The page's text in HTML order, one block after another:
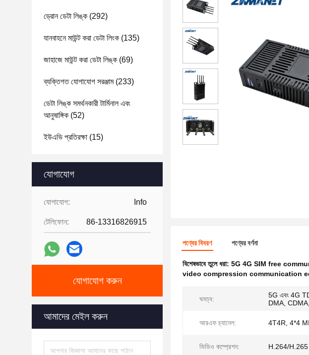
ড্রোন ডেটা লিঙ্ক (292)
যানবাহনে মাউন্ট করা ডেটা লিংক (135)
জাহাজে মাউন্ট করা ডেটা লিঙ্ক (69)
ব্যক্তিগত যোগাযোগ সরঞ্জাম(233)
ডেটা লিঙ্ক সমর্থনকারী টার্মিনাল এবং
আনুষাঙ্গিক (52)
ইউএভি প্রতিরক্ষা (15)
যোগাযোগ
যোগাযোগ: Info
টেলিফোন: 86-13316826915
যোগাযোগ করুন
আমাদের মেইল ​​করুন
পণ্যের বিবরণ পণ্যের বর্ণনা
বিশেষভাবে তুলে ধরা: 5G 4G SIM free
video compression communication
ঘনত্ব:
5G এবং 4G
DMA,
আরএফ চ্যানেল: 4T4R, 4*4
ভিডিও কম্প্রেশন: H.264/H.265